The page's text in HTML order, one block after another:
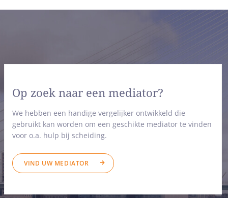
Op zoek naar een mediator?
We hebben een handige vergelijker ontwikkeld die
gebruikt kan worden om een geschikte mediator te vinden
voor o.a. hulp bij scheiding.
VIND UW MEDIATOR